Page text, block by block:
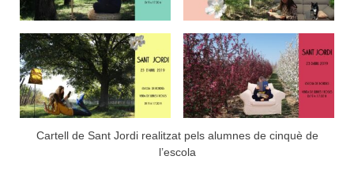
Cartell de Sant Jordi realitzat pels alumnes de cinquè de
l’escola